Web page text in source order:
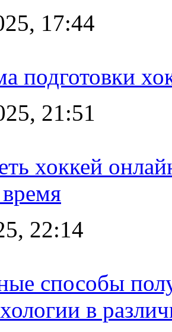
17:44
подготовки
21:51
хоккей
22:14
способы
в